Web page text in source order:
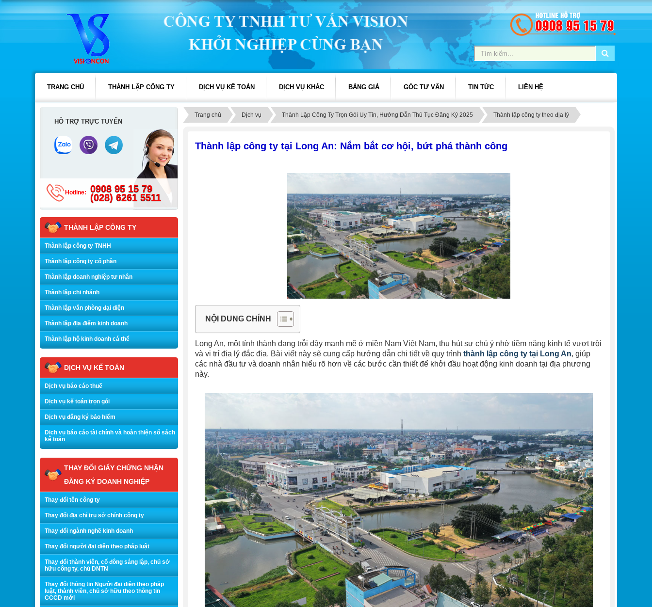
TRANG CHỦ THÀNH LẬP CÔNG TY DỊCH VỤ KẾ TOÁN DỊCH VỤ KHÁC BẢNG GIÁ GÓC TƯ VẤN TIN TỨC LIÊN HỆ
Trang chủ Dịch vụ Thành Lập Công Ty Trọn Gói Uy Tín, Hướng Dẫn Thủ Tục Đăng Ký 2025 Thành lập công ty theo địa lý
Thành lập công ty tại Long An: Nắm bắt cơ hội, bứt phá thành công
NỘI DUNG CHÍNH
Long An, một tỉnh thành đang trỗi dậy mạnh mẽ ở miền Nam Việt Nam, thu hút sự chú ý nhờ tiềm năng kinh tế vượt trội
và vị trí địa lý đắc địa. Bài viết này sẽ cung cấp hướng dẫn chi tiết về quy trình thành lập công ty tại Long An, giúp
các nhà đầu tư và doanh nhân hiểu rõ hơn về các bước cần thiết để khởi đầu hoạt động kinh doanh tại địa phương
này.
HỖ TRỢ TRỰC TUYẾN
Hotline:
0908 95 15 79
(028) 6261 5511
THÀNH LẬP CÔNG TY
Thành lập công ty TNHH
Thành lập công ty cổ phần
Thành lập doanh nghiệp tư nhân
Thành lập chi nhánh
Thành lập văn phòng đại diện
Thành lập địa điểm kinh doanh
Thành lập hộ kinh doanh cá thể
DỊCH VỤ KẾ TOÁN
Dịch vụ báo cáo thuế
Dịch vụ kế toán trọn gói
Dịch vụ đăng ký bảo hiểm
Dịch vụ báo cáo tài chính và hoàn thiện sổ sách
kế toán
THAY ĐỔI GIẤY CHỨNG NHẬN
ĐĂNG KÝ DOANH NGHIỆP
Thay đổi tên công ty
Thay đổi địa chỉ trụ sở chính công ty
Thay đổi ngành nghề kinh doanh
Thay đổi người đại diện theo pháp luật
Thay đổi thành viên, cổ đông sáng lập, chủ sở
hữu công ty, chủ DNTN
Thay đổi thông tin Người đại diện theo pháp
luật, thành viên, chủ sở hữu theo thông tin
CCCD mới